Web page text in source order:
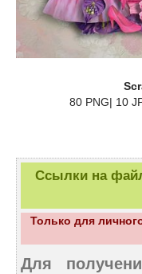
80 PNG| 10
Ссылки на
Только для
Для